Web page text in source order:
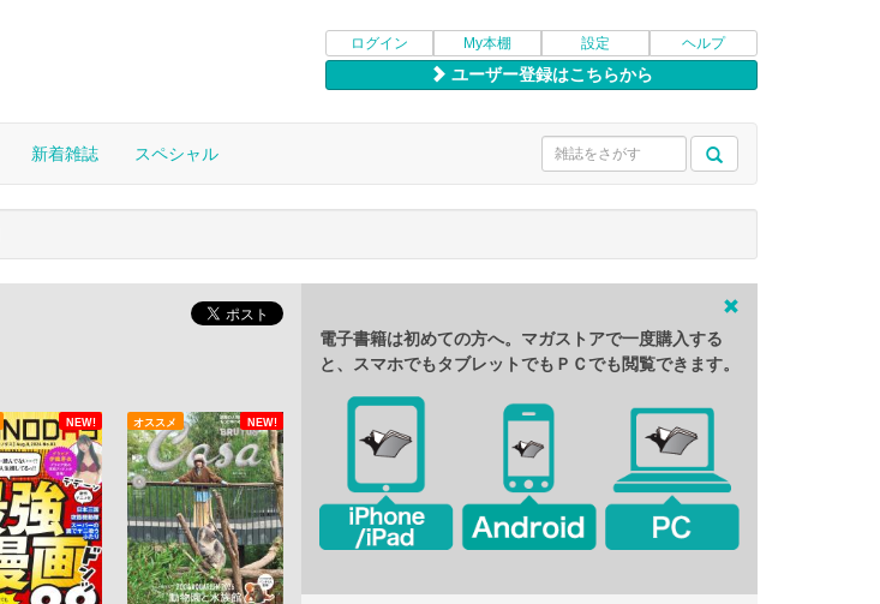
ログイン My本棚 設定 ヘルプ
ユーザー登録はこちらから
新着雑誌 スペシャル
NEW! NEW!
オススメ
電子書籍は初めての方へ。マガストアで一度購入する
と、スマホでもタブレットでもＰＣでも閲覧できます。